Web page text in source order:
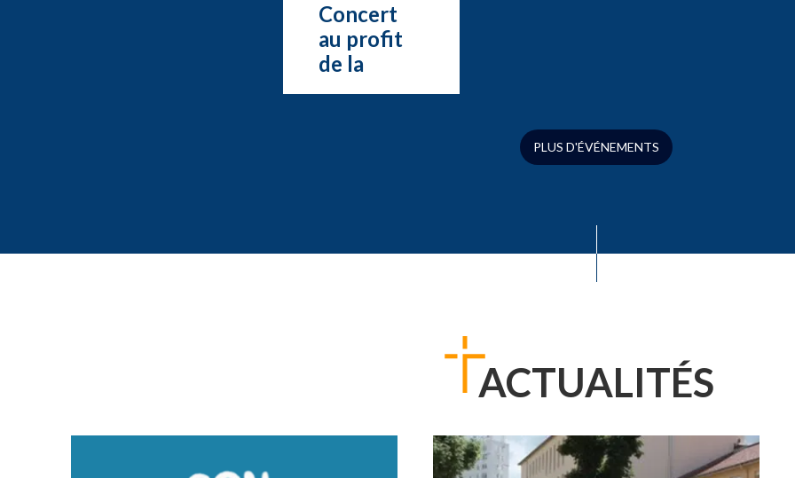
Concert
au profit
de la
restauration
PLUS D'ÉVÉNEMENTS
ACTUALITÉS